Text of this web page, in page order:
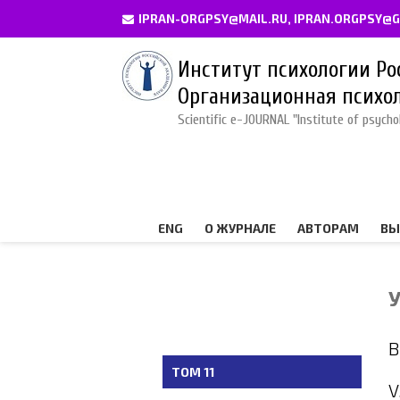
IPRAN-ORGPSY@MAIL.RU,
Институт психологии
Организационная
Scientific e-JOURNAL "Institute of
ENG О ЖУРНАЛЕ АВТОРАМ
ТОМ 11